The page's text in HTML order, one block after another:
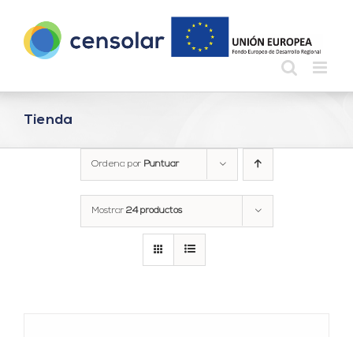
contenido
Tienda
Ordena por Puntuar
Mostrar 24 productos